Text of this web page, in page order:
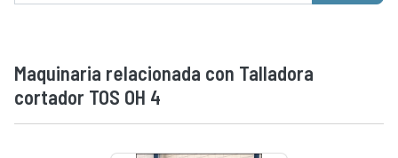
Maquinaria relacionada con Talladora
cortador TOS OH 4